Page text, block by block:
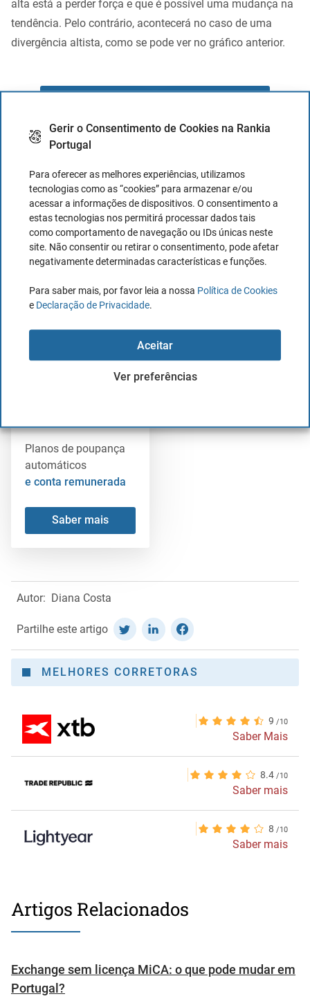
Gerir o Consentimento de Cookies na Rankia
Portugal
Para oferecer as melhores experiências, utilizamos
tecnologias como as “cookies” para armazenar e/ou
acessar a informações de dispositivos. O consentimento a
estas tecnologias nos permitirá processar dados tais
como comportamento de navegação ou IDs únicas neste
site. Não consentir ou retirar o consentimento, pode afetar
negativamente determinadas características e funções.
Para saber mais, por favor leia a nossa Política de Cookies
e Declaração de Privacidade.
Aceitar
Ver preferências
alta está a perder força e que é possível uma mudança na
tendência. Pelo contrário, acontecerá no caso de uma
divergência altista, como se pode ver no gráfico anterior.
XTB
Ações e ETFs sem
comissões
até 100.000 € e
Saber mais
LIGHTYEAR
ETFs sem comissões
e planos pré-definidos
para todos os perfis
Planos de poupança
automáticos
e conta remunerada
Saber mais
Autor: Diana Costa
Partilhe este artigo
MELHORES CORRETORAS
9
Saber Mais
8.4
Saber mais
8
Saber mais
Artigos Relacionados
Exchange sem licença MiCA: o que pode mudar em
Portugal?